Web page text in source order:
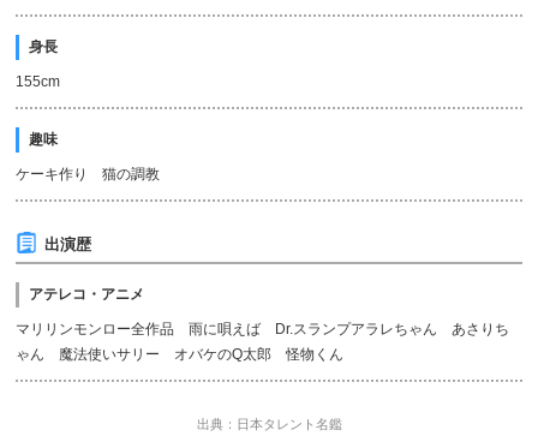
身長
155cm
趣味
ケーキ作り 猫の調教
出演歴
アテレコ・アニメ
マリリンモンロー全作品 雨に唄えば Dr.スランプアラレちゃん あさりち
ゃん 魔法使いサリー オバケのQ太郎 怪物くん
出典：日本タレント名鑑